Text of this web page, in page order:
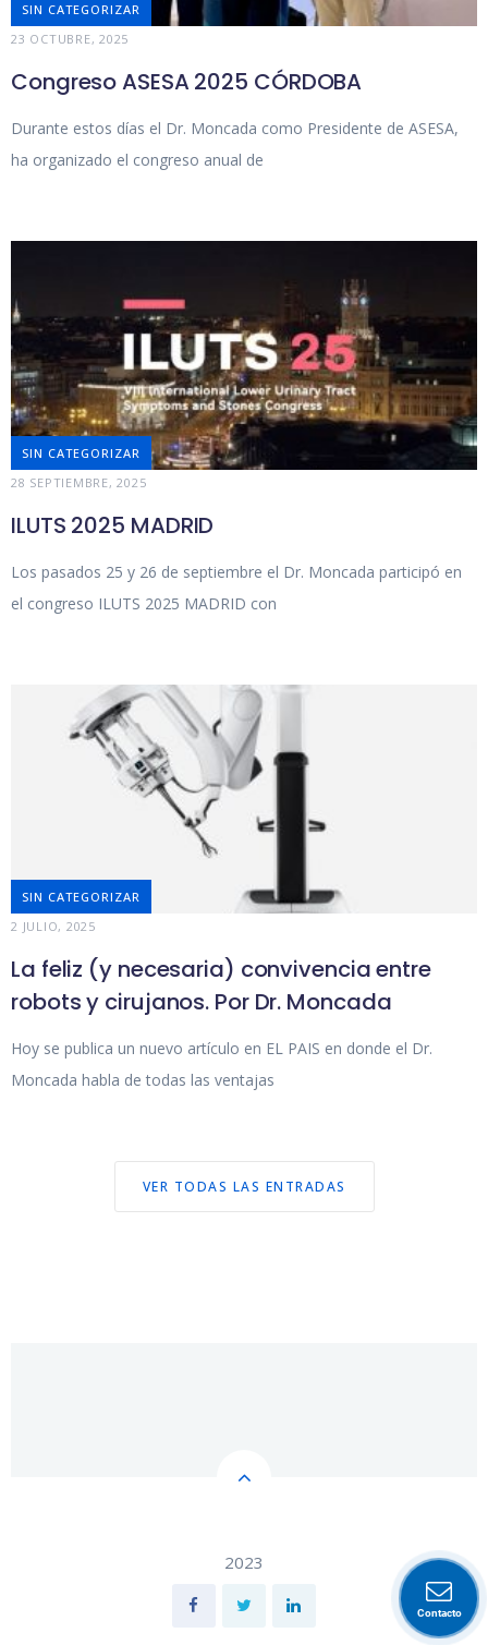
SIN CATEGORIZAR
23 OCTUBRE, 2025
Congreso ASESA 2025 CÓRDOBA
Durante estos días el Dr. Moncada como Presidente de ASESA,
ha organizado el congreso anual de
SIN CATEGORIZAR
28 SEPTIEMBRE, 2025
ILUTS 2025 MADRID
Los pasados 25 y 26 de septiembre el Dr. Moncada participó en
el congreso ILUTS 2025 MADRID con
SIN CATEGORIZAR
2 JULIO, 2025
La feliz (y necesaria) convivencia entre
robots y cirujanos. Por Dr. Moncada
Hoy se publica un nuevo artículo en EL PAIS en donde el Dr.
Moncada habla de todas las ventajas
VER TODAS LAS ENTRADAS
2023
Contacto